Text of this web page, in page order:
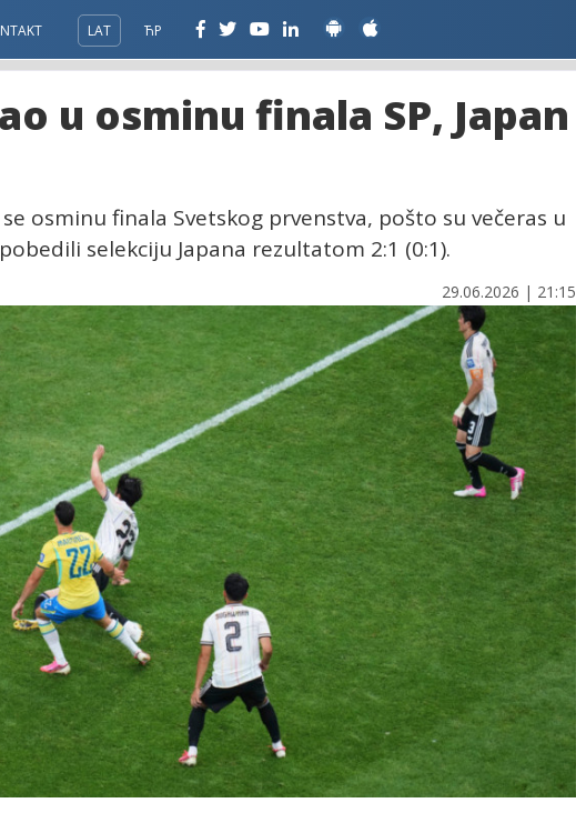
LAT ЋР
u osminu finala SP, Japan
osminu finala Svetskog prvenstva, pošto su večeras u
selekciju Japana rezultatom 2:1 (0:1).
29.06.2026 | 21:15